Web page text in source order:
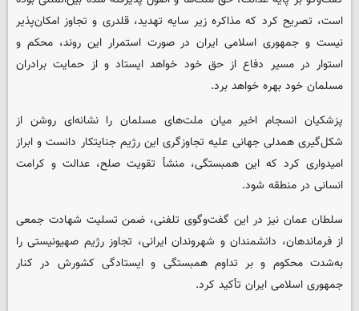
است، تصریح کرد که مذاکره زیر سایه تهدید، قلدری و تجاوز امکان‌پذیر
نیست و جمهوری اسلامی ایران در صورت استمرار این روند، محکم و
استوار در مسیر دفاع از حق خود خواهد ایستاد و از حمایت برادران
مسلمان خود بهره خواهد برد.
پزشکیان انسجام اخیر میان ملت‌های مسلمان را نشانه‌ای روشن از
شکل‌گیری همدلی جهانی علیه تجاوزگری این رژیم جنایتکار دانست و ابراز
امیدواری کرد که این همبستگی، منشأ تقویت صلح، عدالت و کرامت
انسانی در منطقه شود.
سلطان عمان نیز در این گفت‌وگوی تلفنی، ضمن تسلیت شهادت جمعی
از فرماندهان، دانشمندان و شهروندان ایرانی، تجاوز رژیم صهیونیستی را
به‌شدت محکوم و بر تداوم همبستگی و ایستادگی کشورش در کنار
جمهوری اسلامی ایران تأکید کرد.